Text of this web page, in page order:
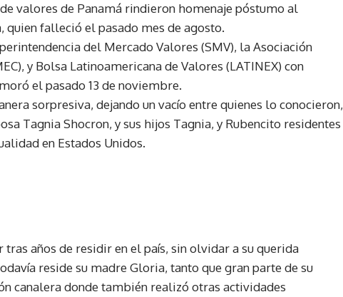
valores de Panamá rindieron homenaje póstumo al
falleció el pasado mes de agosto.
del Mercado Valores (SMV), la Asociación
y Bolsa Latinoamericana de Valores (LATINEX) con
el pasado 13 de noviembre.
sorpresiva, dejando un vacío entre quienes lo conocieron,
Tagnia Shocron, y sus hijos Tagnia, y Rubencito residentes
en Estados Unidos.
años de residir en el país, sin olvidar a su querida
reside su madre Gloria, tanto que gran parte de su
canalera donde también realizó otras actividades